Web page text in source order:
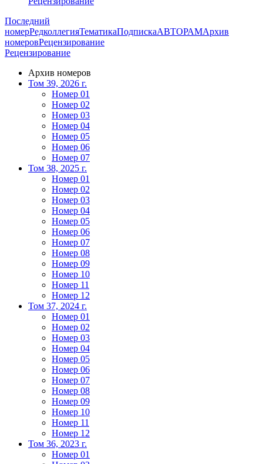
Последний
номерРедколлегияТематикаПодпискаАВТОРАМАрхив
номеровРецензирование
Рецензирование
Архив номеров
Том 39, 2026 г.
Номер 01
Номер 02
Номер 03
Номер 04
Номер 05
Номер 06
Номер 07
Том 38, 2025 г.
Номер 01
Номер 02
Номер 03
Номер 04
Номер 05
Номер 06
Номер 07
Номер 08
Номер 09
Номер 10
Номер 11
Номер 12
Том 37, 2024 г.
Номер 01
Номер 02
Номер 03
Номер 04
Номер 05
Номер 06
Номер 07
Номер 08
Номер 09
Номер 10
Номер 11
Номер 12
Том 36, 2023 г.
Номер 01